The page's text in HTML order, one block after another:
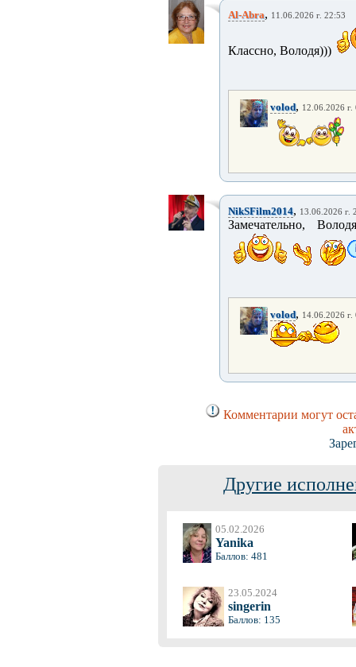
Al-Abra, 11.06.2026 г. 22:53
Классно, Володя)))
volod, 12.06.2026 г.
NikSFilm2014, 13.06.2026 г.
Замечательно,
volod, 14.06.2026 г.
Комментарии могут
Другие
05.02.2026
Yanika
Баллов: 481
23.05.2024
singerin
Баллов: 135